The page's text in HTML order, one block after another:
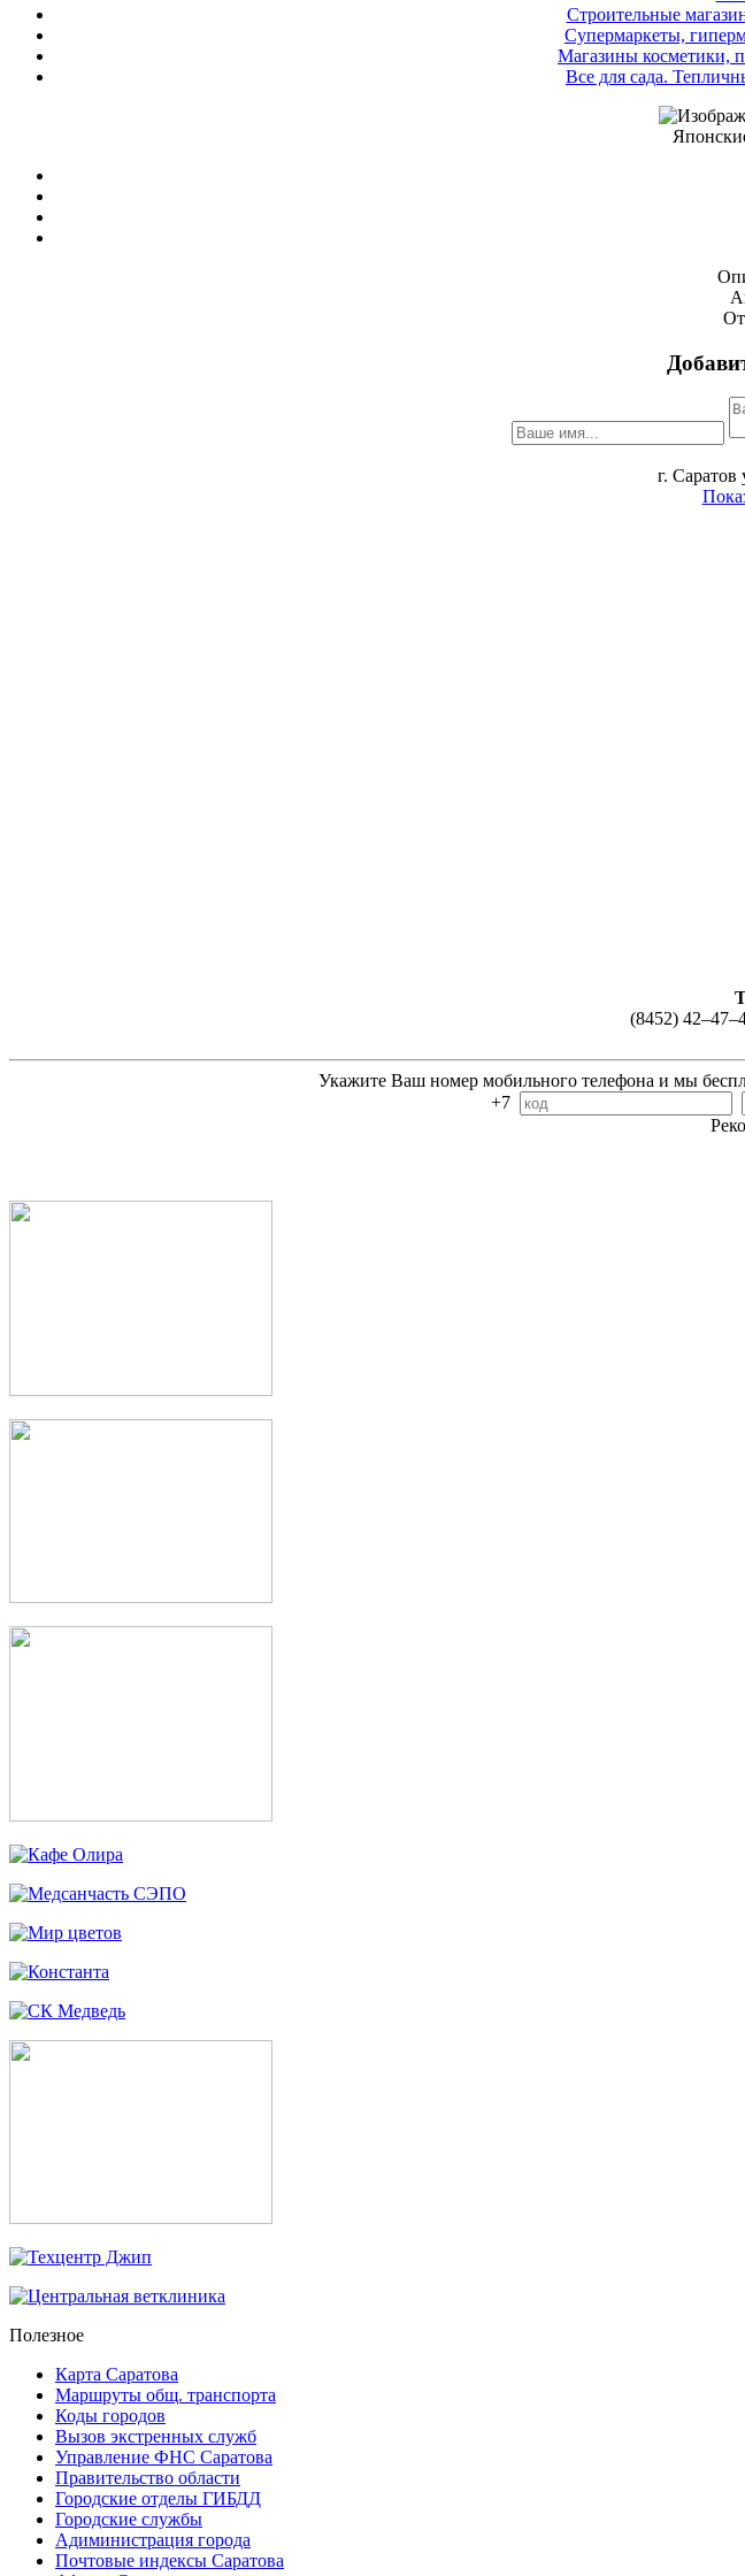
Строительные
Супермаркеты,
Магазины косметики,
Все для сада.
г.
(8452)
Укажите Ваш номер мобильного телефона и мы
+7
Полезное
Карта Саратова
Маршруты общ. транспорта
Коды городов
Вызов экстренных служб
Управление ФНС Саратова
Правительство области
Городские отделы ГИБДД
Городские службы
Адиминистрация города
Почтовые индексы Саратова